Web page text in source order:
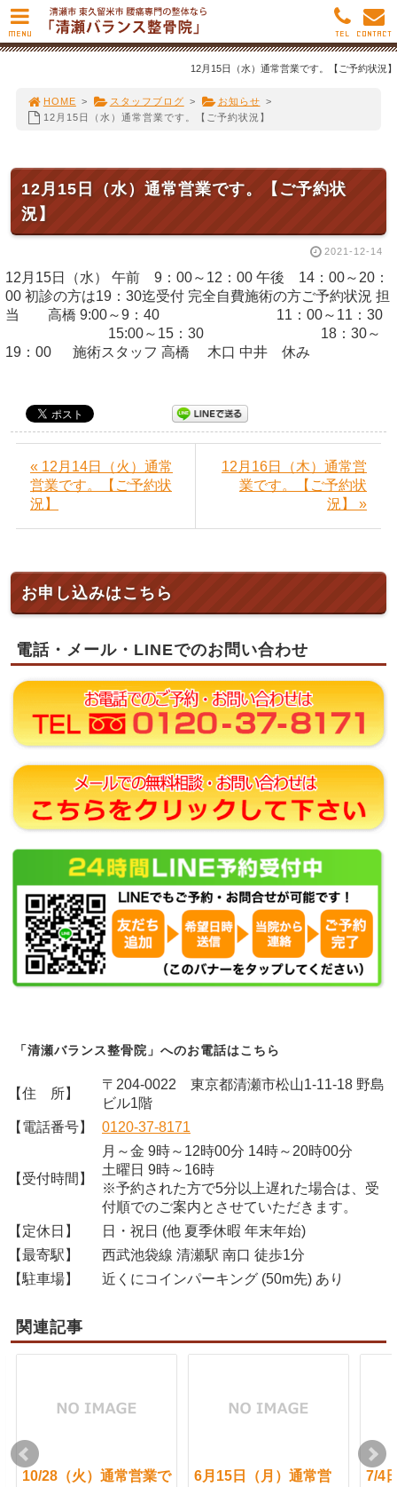
12月15日（水）通常営業です。【ご予約状況】
HOME > スタッフブログ > お知らせ >
12月15日（水）通常営業です。【ご予約状況】
12月15日（水）通常営業です。【ご予約状
況】
2021-12-14
12月15日（水） 午前 9：00～12：00 午後 14：00～20：
00 初診の方は19：30迄受付 完全自費施術の方ご予約状況 担
当 高橋 9:00～9：40 11：00～11：30
15:00～15：30 18：30～
19：00 施術スタッフ 高橋 木口 中井 休み
« 12月14日（火）通常
営業です。【ご予約状
況】
12月16日（木）通常営
業です。【ご予約状
況】 »
お申し込みはこちら
電話・メール・LINEでのお問い合わせ
「清瀬バランス整骨院」へのお電話はこちら
【住 所】
〒204-0022 東京都清瀬市松山1-11-18 野島
ビル1階
【電話番号】
0120-37-8171
【受付時間】
月～金 9時～12時00分 14時～20時00分
土曜日 9時～16時
※予約された方で5分以上遅れた場合は、受
付順でのご案内とさせていただきます。
【定休日】
日・祝日 (他 夏季休暇 年末年始)
【最寄駅】
西武池袋線 清瀬駅 南口 徒歩1分
【駐車場】
近くにコインパーキング (50m先) あり
関連記事
10/28（火）通常営業で
6月15日（月）通常営
7/4
MENU CONTACT
TEL